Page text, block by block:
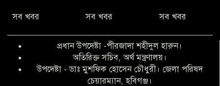
বৃত্তি পরীক্ষার সুযোগ করে দিলেন প্রধান শিক্ষক
ফারুক মাস্টার
আব্দুল হক তালুকদার ফাউন্ডেশন মানবতার
শিকড় ছুঁই ছুঁই,ফরজুন আক্তার মনি
সব খবর সব খবর সব খবর
প্রধান উপদেষ্টা -পীরজাদা শহীদুল হারুন।
অতিরিক্ত সচিব, অর্থ মন্ত্রণালয়।
উপদেষ্টা - ডাঃ মুশফিক হোসেন চৌধুরী। জেলা পরিষদ
চেয়ারম্যান, হবিগঞ্জ।